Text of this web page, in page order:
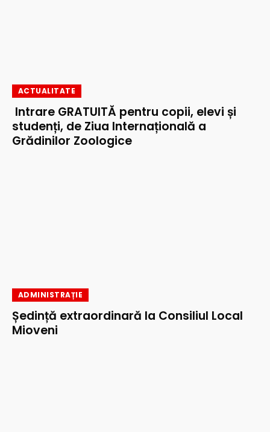
ACTUALITATE
Intrare GRATUITĂ pentru copii, elevi și
studenți, de Ziua Internațională a
Grădinilor Zoologice
ADMINISTRAȚIE
Ședință extraordinară la Consiliul Local
Mioveni